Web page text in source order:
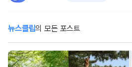
뉴스클립의 모든 포스트